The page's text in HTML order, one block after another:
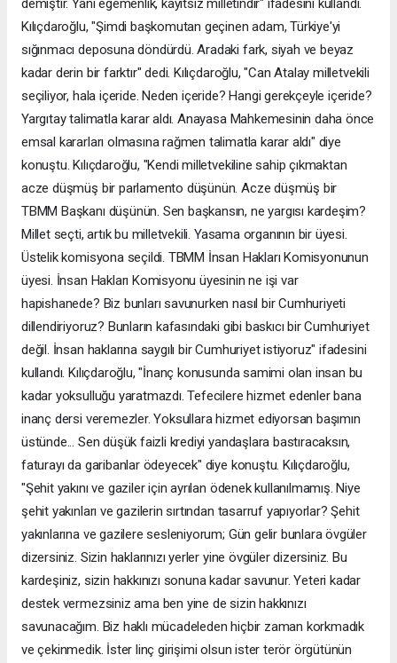
Kılıçdaroğlu, "Şimdi başkomutan geçinen adam, Türkiye'yi
sığınmacı deposuna döndürdü. Aradaki fark, siyah ve beyaz
kadar derin bir farktır" dedi. Kılıçdaroğlu, "Can Atalay milletvekili
seçiliyor, hala içeride. Neden içeride? Hangi gerekçeyle içeride?
Yargıtay talimatla karar aldı. Anayasa Mahkemesinin daha önce
emsal kararları olmasına rağmen talimatla karar aldı" diye
konuştu. Kılıçdaroğlu, "Kendi milletvekiline sahip çıkmaktan
acze düşmüş bir parlamento düşünün. Acze düşmüş bir
TBMM Başkanı düşünün. Sen başkansın, ne yargısı kardeşim?
Millet seçti, artık bu milletvekili. Yasama organının bir üyesi.
Üstelik komisyona seçildi. TBMM İnsan Hakları Komisyonunun
üyesi. İnsan Hakları Komisyonu üyesinin ne işi var
hapishanede? Biz bunları savunurken nasıl bir Cumhuriyeti
dillendiriyoruz? Bunların kafasındaki gibi baskıcı bir Cumhuriyet
değil. İnsan haklarına saygılı bir Cumhuriyet istiyoruz" ifadesini
kullandı. Kılıçdaroğlu, "İnanç konusunda samimi olan insan bu
kadar yoksulluğu yaratmazdı. Tefecilere hizmet edenler bana
inanç dersi veremezler. Yoksullara hizmet ediyorsan başımın
üstünde... Sen düşük faizli krediyi yandaşlara bastıracaksın,
faturayı da garibanlar ödeyecek" diye konuştu. Kılıçdaroğlu,
"Şehit yakını ve gaziler için ayrılan ödenek kullanılmamış. Niye
şehit yakınları ve gazilerin sırtından tasarruf yapıyorlar? Şehit
yakınlarına ve gazilere sesleniyorum; Gün gelir bunlara övgüler
dizersiniz. Sizin haklarınızı yerler yine övgüler dizersiniz. Bu
kardeşiniz, sizin hakkınızı sonuna kadar savunur. Yeteri kadar
destek vermezsiniz ama ben yine de sizin hakkınızı
savunacağım. Biz haklı mücadeleden hiçbir zaman korkmadık
ve çekinmedik. İster linç girişimi olsun ister terör örgütünün